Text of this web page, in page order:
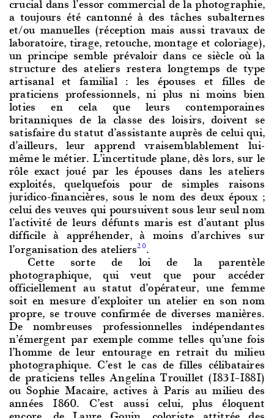
a toujours été cantonné à des tâches subalternes
et/ou manuelles (réception mais aussi travaux de
laboratoire, tirage, retouche, montage et coloriage),
un principe semble prévaloir dans ce siècle où la
structure des ateliers restera longtemps de type
artisanal et familial : les épouses et filles de
praticiens professionnels, ni plus ni moins bien
loties en cela que leurs contemporaines
britanniques de la classe des loisirs, doivent se
satisfaire du statut d’assistante auprès de celui qui,
d’ailleurs, leur apprend vraisemblablement lui-
même le métier. L’incertitude plane, dès lors, sur le
rôle exact joué par les épouses dans les ateliers
exploités, quelquefois pour de simples raisons
juridico-financières, sous le nom des deux époux ;
celui des veuves qui poursuivent sous leur seul nom
l’activité de leurs défunts maris est d’autant plus
difficile à appréhender, à moins d’archives sur
l’organisation des ateliers20.
Cette sorte de loi de la parentèle
photographique, qui veut que pour accéder
officiellement au statut d’opérateur, une femme
soit en mesure d’exploiter un atelier en son nom
propre, se trouve confirmée de diverses manières.
De nombreuses professionnelles indépendantes
n’émergent par exemple comme telles qu’une fois
l’homme de leur entourage en retrait du milieu
photographique. C’est le cas de filles célibataires
de praticiens telles Angelina Trouillet (1831–1881)
ou Sophie Macaire, actives à Paris au milieu des
années 1860. C’est aussi celui, plus éloquent